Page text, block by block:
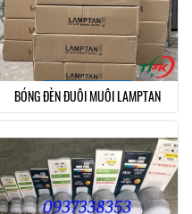
BÓNG ĐÈN ĐUỖI MUỖI LAMPTAN